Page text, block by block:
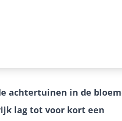
achtertuinen in de
lag tot voor kort een